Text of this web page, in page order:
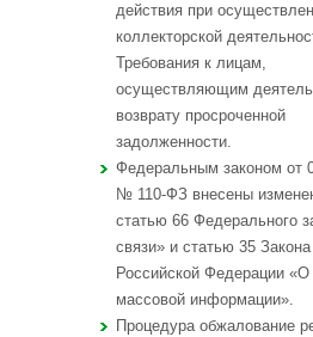
действия при
коллекторской
Требования к лицам,
осуществляющим
возврату просроченной
задолженности.
Федеральным законом от
№ 110-ФЗ внесены
статью 66 Федерального
связи» и статью 35 Закона
Российской Федерации «О
массовой информации».
Процедура обжалование